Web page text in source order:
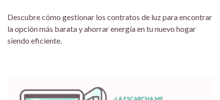
Descubre cómo gestionar los contratos de luz para encontrar
la opción más barata y ahorrar energía en tu nuevo hogar
siendo eficiente.